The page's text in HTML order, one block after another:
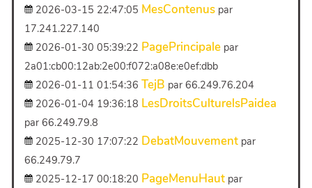
2026-03-15 22:47:05 MesContenus par
17.241.227.140
2026-01-30 05:39:22 PagePrincipale par
2a01:cb00:12ab:2e00:f072:a08e:e0ef:dbb
2026-01-11 01:54:36 TejB par 66.249.76.204
2026-01-04 19:36:18 LesDroitsCulturelsPaidea
par 66.249.79.8
2025-12-30 17:07:22 DebatMouvement par
66.249.79.7
2025-12-17 00:18:20 PageMenuHaut par